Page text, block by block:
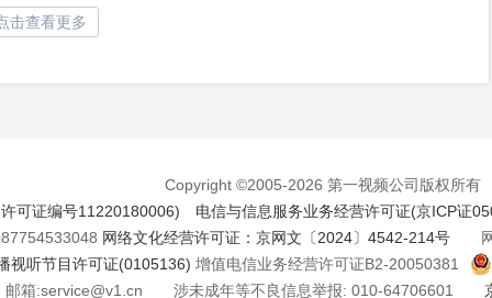
击查看更多
Copyright ©2005-2026 第一视频公司版权所有
可证编号11220180006)
电信与信息服务业务经营许可证(京ICP证
网络文化经营许可证：京网文〔2024〕4542-214号网络
视听节目许可证(0105136) 增值电信业务经营许可证B2-20050381
邮箱:service@v1.cn 涉未成年等不良信息举报: 010-64706601